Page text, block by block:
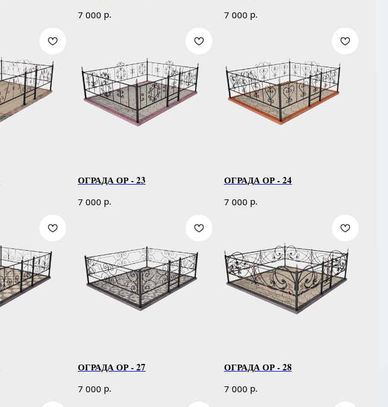
7 000 р. 7 000 р.
ОГРАДА ОР - 23
7 000 р.
ОГРАДА ОР - 24
7 000 р.
ОГРАДА ОР - 27
7 000 р.
ОГРАДА ОР - 28
7 000 р.